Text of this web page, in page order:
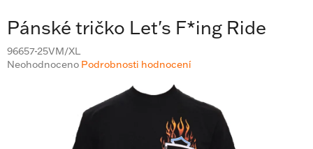
Pánské tričko Let's F*ing Ride
96657-25VM/XL
Průměrné
Neohodnoceno Podrobnosti hodnocení